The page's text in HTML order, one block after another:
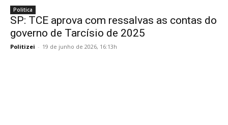
Politica
SP: TCE aprova com ressalvas as contas do
governo de Tarcísio de 2025
Politizei - 19 de junho de 2026, 16:13h